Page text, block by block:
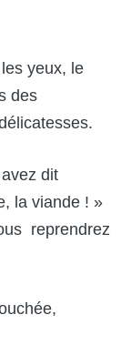
yeux, le
des
dit
la viande ! »
reprendrez